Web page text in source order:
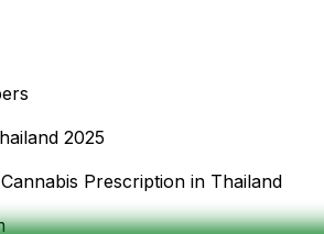
2025
Prescription in Thailand